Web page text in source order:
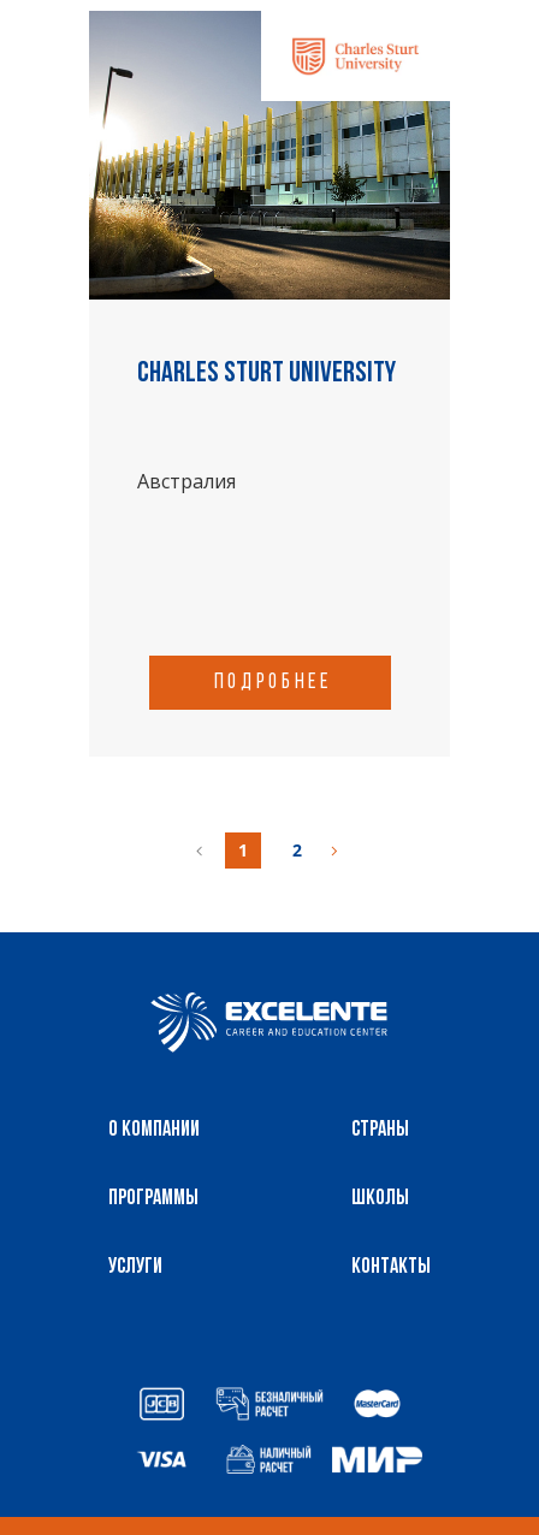
Charles Sturt University
Австралия
подробнее
1 2
О компании
Программы
Услуги
Страны
Школы
Контакты